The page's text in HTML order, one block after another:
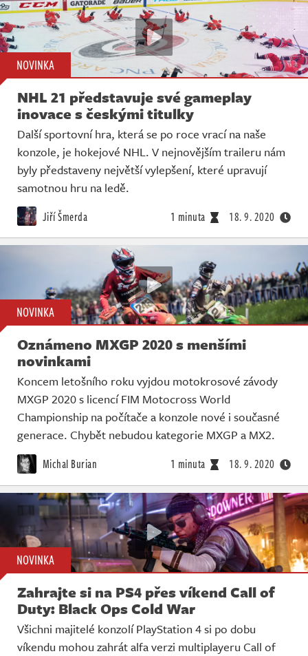
NOVINKA
NHL 21 představuje své gameplay
inovace s českými titulky
Další sportovní hra, která se po roce vrací na naše
konzole, je hokejové NHL. V nejnovějším traileru nám
byly představeny největší vylepšení, které upravují
samotnou hru na ledě.
Jiří Šmerda 1 minuta 18. 9. 2020
NOVINKA
Oznámeno MXGP 2020 s menšími
novinkami
Koncem letošního roku vyjdou motokrosové závody
MXGP 2020 s licencí FIM Motocross World
Championship na počítače a konzole nové i současné
generace. Chybět nebudou kategorie MXGP a MX2.
Michal Burian 1 minuta 18. 9. 2020
NOVINKA
Zahrajte si na PS4 přes víkend Call of
Duty: Black Ops Cold War
Všichni majitelé konzolí PlayStation 4 si po dobu
víkendu mohou zahrát alfa verzi multiplayeru Call of